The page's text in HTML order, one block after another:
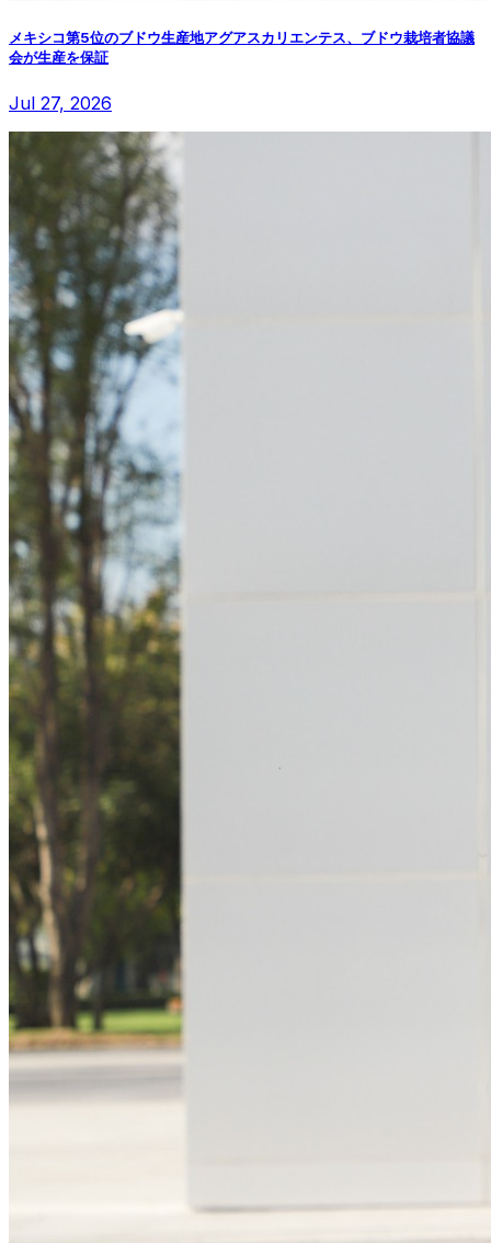
メキシコ第5位のブドウ生産地アグアスカリエンテス、ブドウ栽培者協議
会が生産を保証
Jul 27, 2026